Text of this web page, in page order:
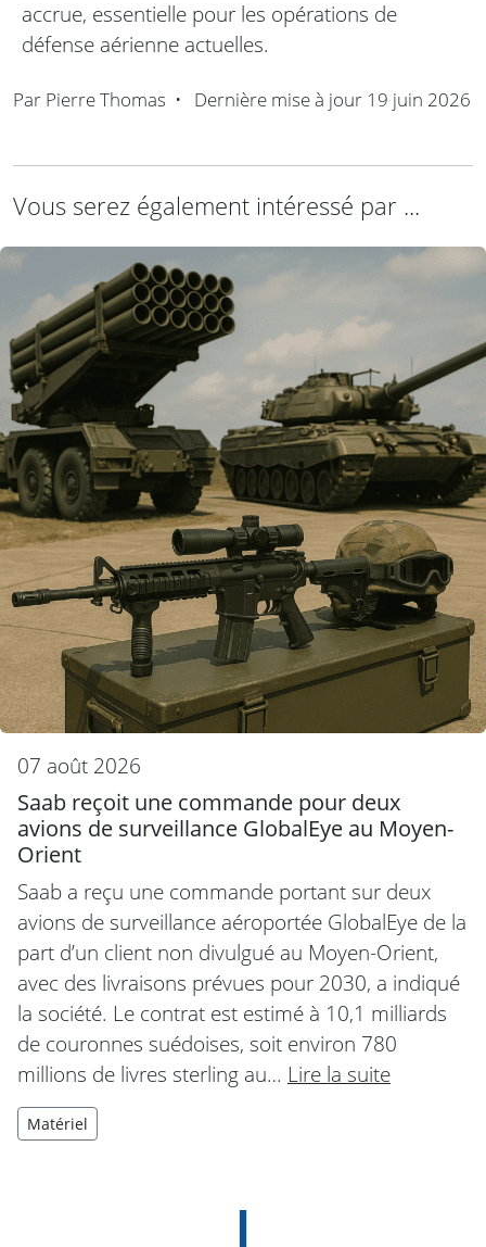
accrue, essentielle pour les opérations de
défense aérienne actuelles.
Par Pierre Thomas • Dernière mise à jour 19 juin 2026
Vous serez également intéressé par ...
07 août 2026
Saab reçoit une commande pour deux
avions de surveillance GlobalEye au Moyen-
Orient
Saab a reçu une commande portant sur deux
avions de surveillance aéroportée GlobalEye de la
part d’un client non divulgué au Moyen-Orient,
avec des livraisons prévues pour 2030, a indiqué
la société. Le contrat est estimé à 10,1 milliards
de couronnes suédoises, soit environ 780
millions de livres sterling au… Lire la suite
Matériel